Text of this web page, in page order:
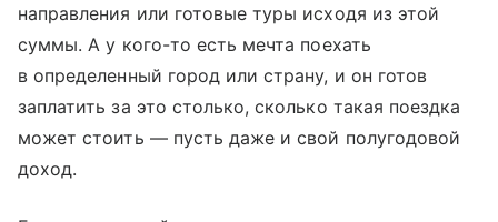
направления или готовые туры исходя из этой
суммы. А у кого-то есть мечта поехать
в определенный город или страну, и он готов
заплатить за это столько, сколько такая поездка
может стоить — пусть даже и свой полугодовой
доход.